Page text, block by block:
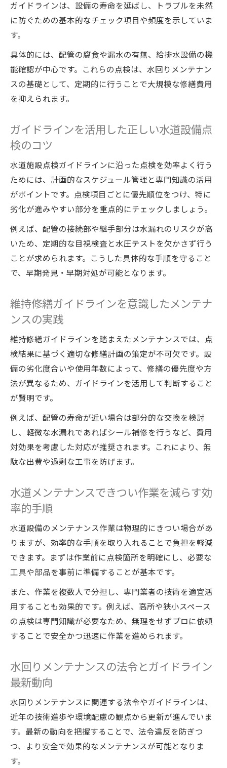
ガイドラインは、設備の寿命を延ばし、トラブルを未然
に防ぐための基本的なチェック項目や頻度を示していま
す。
具体的には、配管の腐食や漏水の有無、給排水設備の機
能確認が中心です。これらの点検は、水回りメンテナン
スの基礎として、定期的に行うことで大規模な修繕費用
を抑えられます。
ガイドラインを活用した正しい水道設備点
検のコツ
水道施設点検ガイドラインに沿った点検を効率よく行う
ためには、計画的なスケジュール管理と専門知識の活用
がポイントです。点検項目ごとに優先順位をつけ、特に
劣化が進みやすい部分を重点的にチェックしましょう。
例えば、配管の接続部や継手部分は水漏れのリスクが高
いため、定期的な目視検査と水圧テストを欠かさず行う
ことが求められます。こうした具体的な手順を守ること
で、早期発見・早期対処が可能となります。
維持修繕ガイドラインを意識したメンテナ
ンスの実践
維持修繕ガイドラインを踏まえたメンテナンスでは、点
検結果に基づく適切な修繕計画の策定が不可欠です。設
備の劣化度合いや使用年数によって、修繕の優先度や方
法が異なるため、ガイドラインを活用して判断すること
が賢明です。
例えば、配管の寿命が近い場合は部分的な交換を検討
し、軽微な水漏れであればシール補修を行うなど、費用
対効果を考慮した対応が推奨されます。これにより、無
駄な出費や過剰な工事を防げます。
水道メンテナンスできつい作業を減らす効
率的手順
水道設備のメンテナンス作業は物理的にきつい場合があ
りますが、効率的な手順を取り入れることで負担を軽減
できます。まずは作業前に点検箇所を明確にし、必要な
工具や部品を事前に準備することが基本です。
また、作業を複数人で分担し、専門業者の技術を適宜活
用することも効果的です。例えば、高所や狭小スペース
の点検は専門知識が必要なため、無理をせずプロに依頼
することで安全かつ迅速に作業を進められます。
水回りメンテナンスの法令とガイドライン
最新動向
水回りメンテナンスに関連する法令やガイドラインは、
近年の技術進歩や環境配慮の観点から更新が進んでいま
す。最新の動向を把握することで、法令違反を防ぎつ
つ、より安全で効果的なメンテナンスが可能となりま
す。